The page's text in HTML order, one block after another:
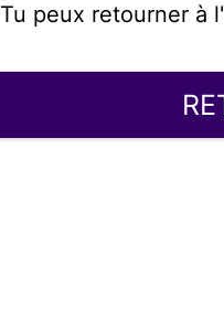
Tu peux retourner à